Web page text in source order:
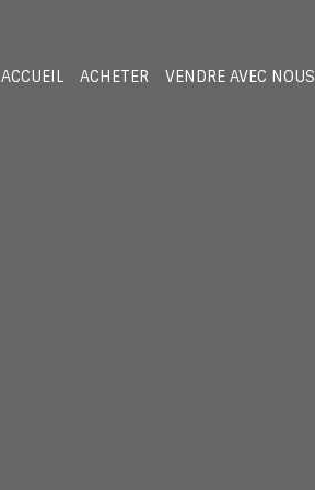
ACCUEIL ACHETER VENDRE AVEC NOUS